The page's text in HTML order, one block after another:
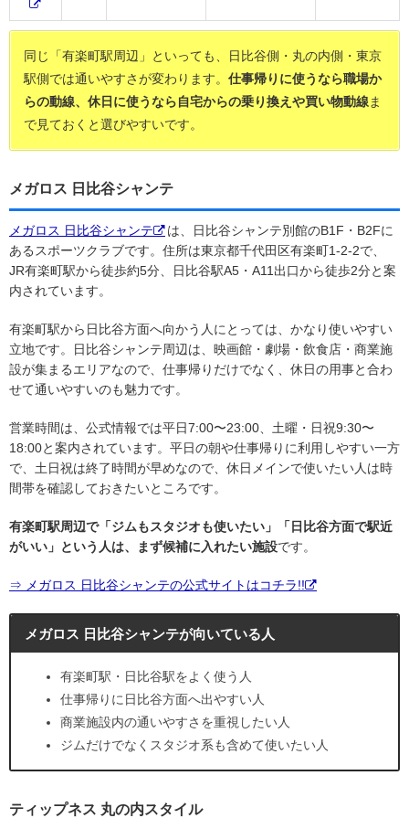
同じ「有楽町駅周辺」といっても、日比谷側・丸の内側・東京
駅側では通いやすさが変わります。 仕事帰りに使うなら職場か
らの動線、休日に使うなら自宅からの乗り換えや買い物動線ま
で見ておくと選びやすいです。
メガロス 日比谷シャンテ
メガロス 日比谷シャンテ
は、日比谷シャンテ別館のB1F・B2Fに
あるスポーツクラブです。住所は東京都千代田区有楽町1-2-2で、
JR有楽町駅から徒歩約5分、日比谷駅A5・A11出口から徒歩2分と案
内されています。
有楽町駅から日比谷方面へ向かう人にとっては、かなり使いやすい
立地です。日比谷シャンテ周辺は、映画館・劇場・飲食店・商業施
設が集まるエリアなので、仕事帰りだけでなく、休日の用事と合わ
せて通いやすいのも魅力です。
営業時間は、公式情報では平日7:00〜23:00、土曜・日祝9:30〜
18:00と案内されています。平日の朝や仕事帰りに利用しやすい一方
で、土日祝は終了時間が早めなので、休日メインで使いたい人は時
間帯を確認しておきたいところです。
有楽町駅周辺で「ジムもスタジオも使いたい」「日比谷方面で駅近
がいい」という人は、まず候補に入れたい施設です。
⇒ メガロス 日比谷シャンテの公式サイトはコチラ!!
メガロス 日比谷シャンテが向いている人
有楽町駅・日比谷駅をよく使う人
仕事帰りに日比谷方面へ出やすい人
商業施設内の通いやすさを重視したい人
ジムだけでなくスタジオ系も含めて使いたい人
ティップネス 丸の内スタイル